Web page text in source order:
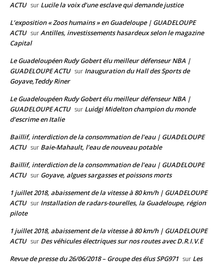
ACTU sur Lucile la voix d’une esclave qui demande justice
L’exposition « Zoos humains » en Guadeloupe | GUADELOUPE
ACTU surAntilles, investissements hasardeux selon le magazine
Capital
Le Guadeloupéen Rudy Gobert élu meilleur défenseur NBA |
GUADELOUPE ACTU sur Inauguration du Hall des Sports de
Goyave,Teddy Riner
Le Guadeloupéen Rudy Gobert élu meilleur défenseur NBA |
GUADELOUPE ACTU sur Luidgi Midelton champion du monde
d’escrime en Italie
Baillif, interdiction de la consommation de l’eau | GUADELOUPE
ACTU sur Baie-Mahault, l’eau de nouveau potable
Baillif, interdiction de la consommation de l’eau | GUADELOUPE
ACTU sur Goyave, algues sargasses et poissons morts
1 juillet 2018, abaissement de la vitesse à 80 km/h | GUADELOUPE
ACTU sur Installation de radars-tourelles, la Guadeloupe, région
pilote
1 juillet 2018, abaissement de la vitesse à 80 km/h | GUADELOUPE
ACTU sur Des véhicules électriques sur nos routes avec D.R.I.V.E
Revue de presse du 26/06/2018 – Groupe des élus SPG971 sur Les